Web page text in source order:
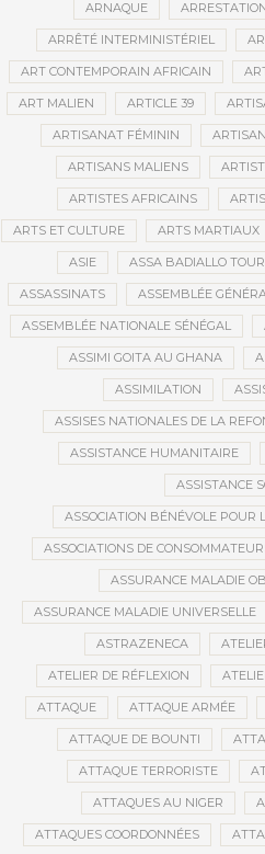
ARNAQUE
ARRÊTÉ INTERMINISTÉRIEL
ART CONTEMPORAIN AFRICAIN
ART MALIEN ARTICLE 39
ARTISANAT FÉMININ
ARTISANS MALIENS
ARTISTES AFRICAINS
ARTS ET CULTURE ARTS MARTIAUX
ASIE ASSA BADIALLO
ASSASSINATS ASSEMBLÉE
ASSEMBLÉE NATIONALE SÉNÉGAL
ASSIMI GOITA AU GHANA
ASSIMILATION
ASSISES NATIONALES DE LA
ASSISTANCE HUMANITAIRE
ASSISTANCE
ASSOCIATION BÉNÉVOLE POUR
ASSOCIATIONS DE
ASSURANCE MALADIE
ASSURANCE MALADIE UNIVERSELLE
ASTRAZENECA
ATELIER DE RÉFLEXION
ATTAQUE ATTAQUE ARMÉE
ATTAQUE DE BOUNTI
ATTAQUE TERRORISTE
ATTAQUES AU NIGER
ATTAQUES COORDONNÉES